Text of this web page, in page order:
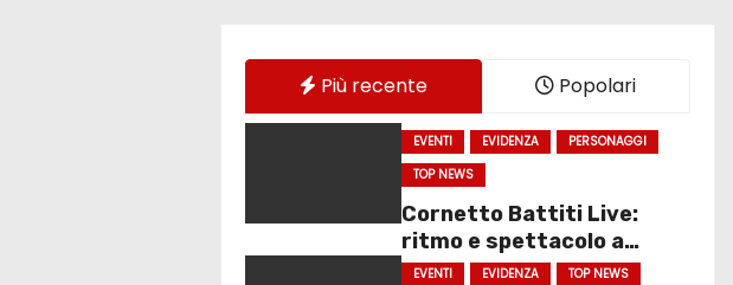
Più recente Popolari
EVENTI EVIDENZA
PERSONAGGI
TOP NEWS
Cornetto Battiti Live:
ritmo e spettacolo a
Molfetta
EVENTI EVIDENZA TOP NEWS